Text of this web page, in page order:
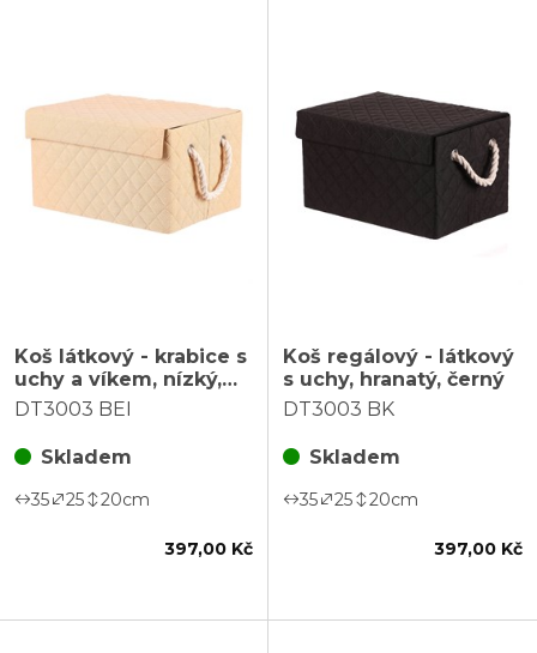
Koš látkový - krabice s
uchy a víkem, nízký,
béžový
DT3003 BEI
Skladem
35 25 20cm
397,00 Kč
Koš regálový - látkový
s uchy, hranatý, černý
DT3003 BK
Skladem
35 25 20cm
397,00 Kč